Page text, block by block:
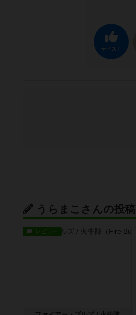
ナイス！
うらまこさんの投稿
レビュー